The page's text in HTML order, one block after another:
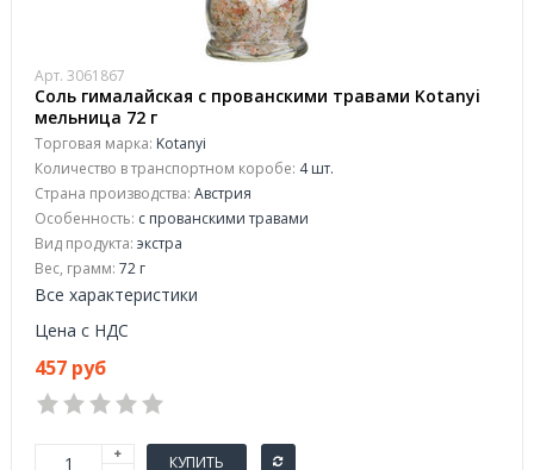
Арт. 3061867
Соль гималайская с прованскими травами Kotanyi
мельница 72 г
Торговая марка: Kotanyi
Количество в транспортном коробе: 4 шт.
Страна производства: Австрия
Особенность: с прованскими травами
Вид продукта: экстра
Вес, грамм: 72 г
Все характеристики
Цена с НДС
457 руб
КУПИТЬ